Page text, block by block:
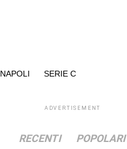
NAPOLI SERIE C
ADVERTISEMENT
RECENTI POPOLARI